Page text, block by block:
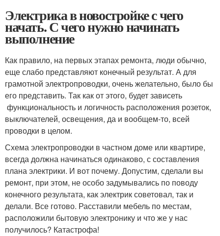
Электрика в новостройке с чего
начать. С чего нужно начинать
выполнение
Как правило, на первых этапах ремонта, люди обычно,
еще слабо представляют конечный результат. А для
грамотной электропроводки, очень желательно, было бы
его представить. Так как от этого, будет зависеть
функциональность и логичность расположения розеток,
выключателей, освещения, да и вообщем-то, всей
проводки в целом.
Схема электропроводки в частном доме или квартире,
всегда должна начинаться одинаково, с составления
плана электрики. И вот почему. Допустим, сделали вы
ремонт, при этом, не особо задумывались по поводу
конечного результата, как электрик советовал, так и
делали. Все готово. Расставили мебель по местам,
расположили бытовую электронику и что же у нас
получилось? Катастрофа!